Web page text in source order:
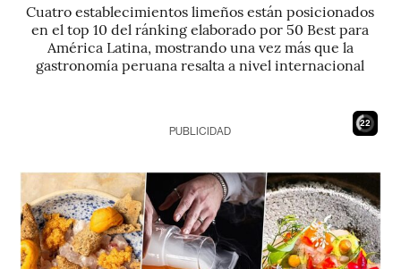
Cuatro establecimientos limeños están posicionados
en el top 10 del ránking elaborado por 50 Best para
América Latina, mostrando una vez más que la
gastronomía peruana resalta a nivel internacional
21
PUBLICIDAD